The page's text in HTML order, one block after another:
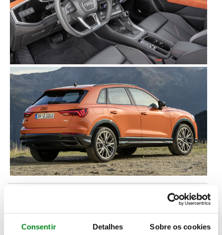
Consentir Detalhes Sobre os cookies
Mais espaço, melhores níveis de habitabilidade ,
distância entre eixos, o Q3 harmoniza agora uma